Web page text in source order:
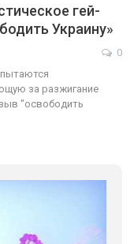
гей-
Украину»
0
за разжигание
"освободить